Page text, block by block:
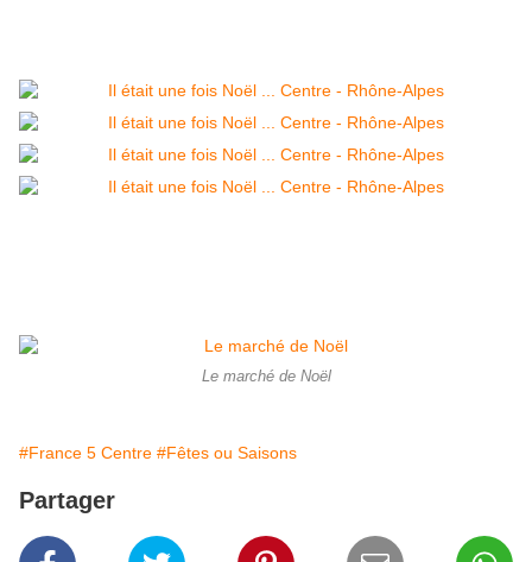
Le marché de Noël
#France 5 Centre #Fêtes ou Saisons
Partager